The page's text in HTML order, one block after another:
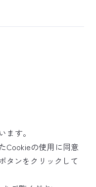
ます。
Cookieの使用に同意
タンをクリックして